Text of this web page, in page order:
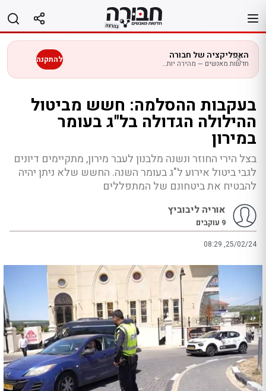
לתוכן
האפליקציה של חבורה
חדשות מאנשים — מהירה יותר בנייד להתקנה
בעקבות ההסלמה: חשש מביטול
ההילולה הגדולה בל"ג בעומר
במירון
בצל הירי החוזר ונשנה מלבנון לעבר מירון, מתקיימים דיונים
לגבי ביטול אירוע ל"ג בעומר השנה. החשש שלא ניתן יהיה
להבטיח את ביטחונם של המתפללים
אוריה ליבוביץ
9 עוקבים
08:29 ,25/02/24